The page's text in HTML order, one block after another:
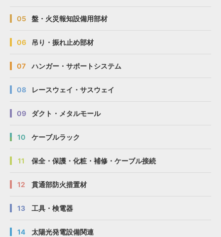
05 盤・火災報知設備用部材
06 吊り・振れ止め部材
07 ハンガー・サポートシステム
08 レースウェイ・サスウェイ
09 ダクト・メタルモール
10 ケーブルラック
11 保全・保護・化粧・補修・ケーブル接続
12 貫通部防火措置材
13 工具・検電器
14 太陽光発電設備関連